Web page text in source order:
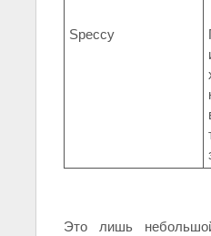
Speccy
Это лишь